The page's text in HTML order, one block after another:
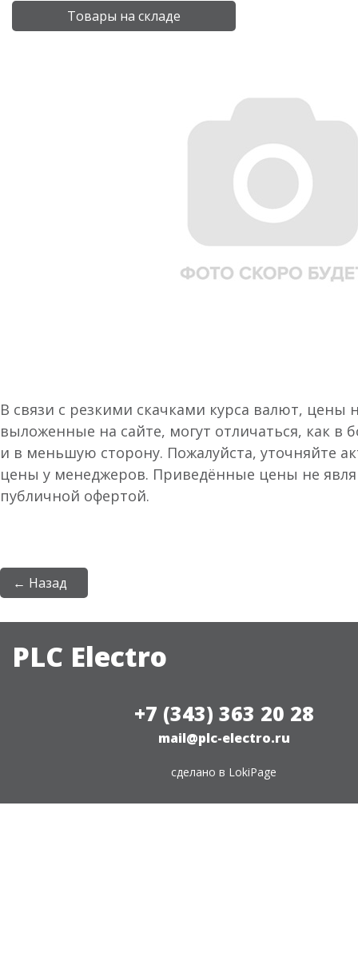
Товары на складе
В связи с резкими скачками курса валют, цены
выложенные на сайте, могут отличаться, как в
и в меньшую сторону. Пожалуйста, уточняйте
цены у менеджеров. Приведённые цены не
публичной офертой.
← Назад
PLC Electro
+7 (343) 363 20 28
mail@plc-electro.ru
сделано в LokiPage